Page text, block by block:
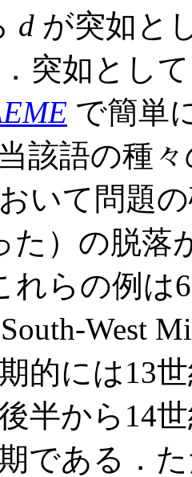
d が突如と
突如とし
で簡単
該語の種々
いて問題
た）の脱落
れらの例
West
的には13
半から14
である．